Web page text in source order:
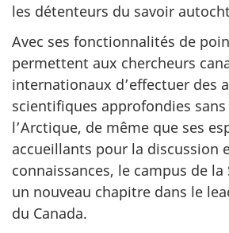
les détenteurs du savoir
Avec ses fonctionnalités de
permettent aux chercheurs
internationaux d’effectuer des
scientifiques approfondies
l’Arctique, de même que ses
accueillants pour la discussion
connaissances, le campus de la
un nouveau chapitre dans le
du Canada.